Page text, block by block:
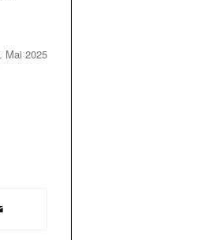
jede Woche aktuell
Mai 2025